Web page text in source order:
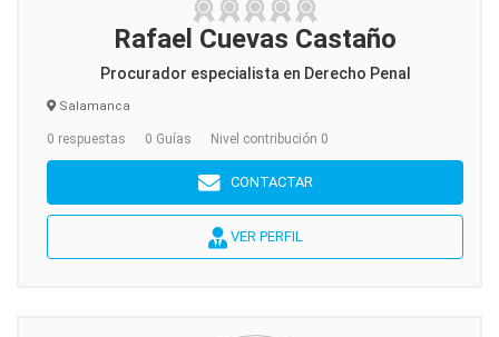
Rafael Cuevas Castaño
Procurador especialista en Derecho Penal
Salamanca
0 respuestas 0 Guías Nivel contribución 0
CONTACTAR
VER PERFIL